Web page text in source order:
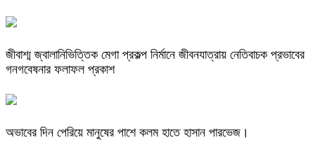
জীবাশ্ম জ্বালানিভিত্তিক মেগা প্রকল্প নির্মানে জীবনযাত্রায় নেতিবাচক প্রভাবের
গনগবেষনার ফলাফল প্রকাশ
অভাবের দিন পেরিয়ে মানুষের পাশে কলম হাতে হাসান পারভেজ।